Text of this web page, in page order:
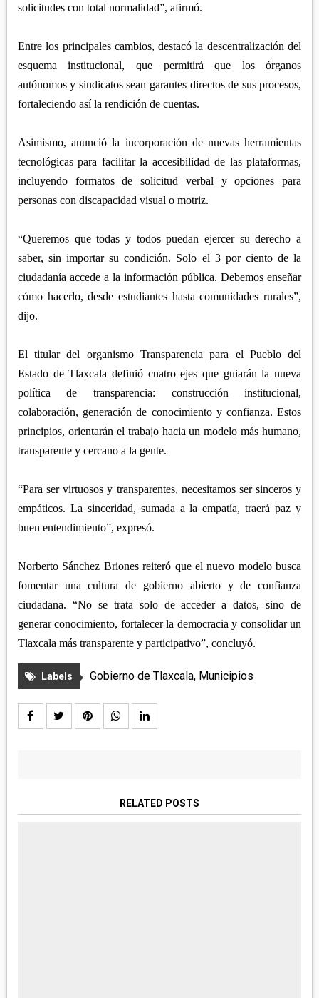
solicitudes con total normalidad”, afirmó.
Entre los principales cambios, destacó la descentralización del
esquema institucional, que permitirá que los órganos
autónomos y sindicatos sean garantes directos de sus procesos,
fortaleciendo así la rendición de cuentas.
Asimismo, anunció la incorporación de nuevas herramientas
tecnológicas para facilitar la accesibilidad de las plataformas,
incluyendo formatos de solicitud verbal y opciones para
personas con discapacidad visual o motriz.
“Queremos que todas y todos puedan ejercer su derecho a
saber, sin importar su condición. Solo el 3 por ciento de la
ciudadanía accede a la información pública. Debemos enseñar
cómo hacerlo, desde estudiantes hasta comunidades rurales”,
dijo.
El titular del organismo Transparencia para el Pueblo del
Estado de Tlaxcala definió cuatro ejes que guiarán la nueva
política de transparencia: construcción institucional,
colaboración, generación de conocimiento y confianza. Estos
principios, orientarán el trabajo hacia un modelo más humano,
transparente y cercano a la gente.
“Para ser virtuosos y transparentes, necesitamos ser sinceros y
empáticos. La sinceridad, sumada a la empatía, traerá paz y
buen entendimiento”, expresó.
Norberto Sánchez Briones reiteró que el nuevo modelo busca
fomentar una cultura de gobierno abierto y de confianza
ciudadana. “No se trata solo de acceder a datos, sino de
generar conocimiento, fortalecer la democracia y consolidar un
Tlaxcala más transparente y participativo”, concluyó.
Labels Gobierno de Tlaxcala, Municipios
RELATED POSTS